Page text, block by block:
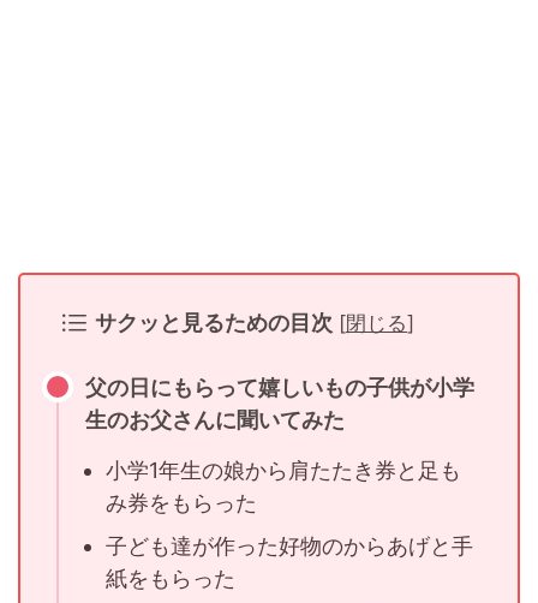
サクッと見るための目次 [閉じる]
父の日にもらって嬉しいもの子供が小学
生のお父さんに聞いてみた
小学1年生の娘から肩たたき券と足も
み券をもらった
子ども達が作った好物のからあげと手
紙をもらった